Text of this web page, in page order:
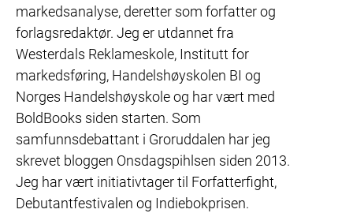
markedsanalyse, deretter som forfatter og
forlagsredaktør. Jeg er utdannet fra
Westerdals Reklameskole, Institutt for
markedsføring, Handelshøyskolen BI og
Norges Handelshøyskole og har vært med
BoldBooks siden starten. Som
samfunnsdebattant i Groruddalen har jeg
skrevet bloggen Onsdagspihlsen siden 2013.
Jeg har vært initiativtager til Forfatterfight,
Debutantfestivalen og Indiebokprisen.